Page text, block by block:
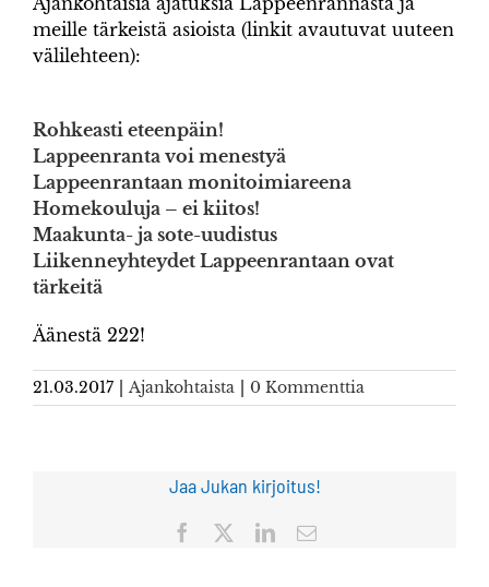
meille tärkeistä asioista (linkit avautuvat uuteen
välilehteen):
Rohkeasti eteenpäin!
Lappeenranta voi menestyä
Lappeenrantaan monitoimiareena
Homekouluja – ei kiitos!
Maakunta- ja sote-uudistus
Liikenneyhteydet Lappeenrantaan ovat
tärkeitä
Äänestä 222!
21.03.2017 Ajankohtaista 0 Kommenttia
Jaa Jukan kirjoitus!
Facebook LinkedInSähköposti